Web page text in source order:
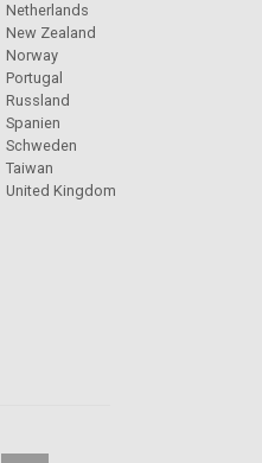
Netherlands
New Zealand
Norway
Portugal
Russland
Spanien
Schweden
Taiwan
United Kingdom